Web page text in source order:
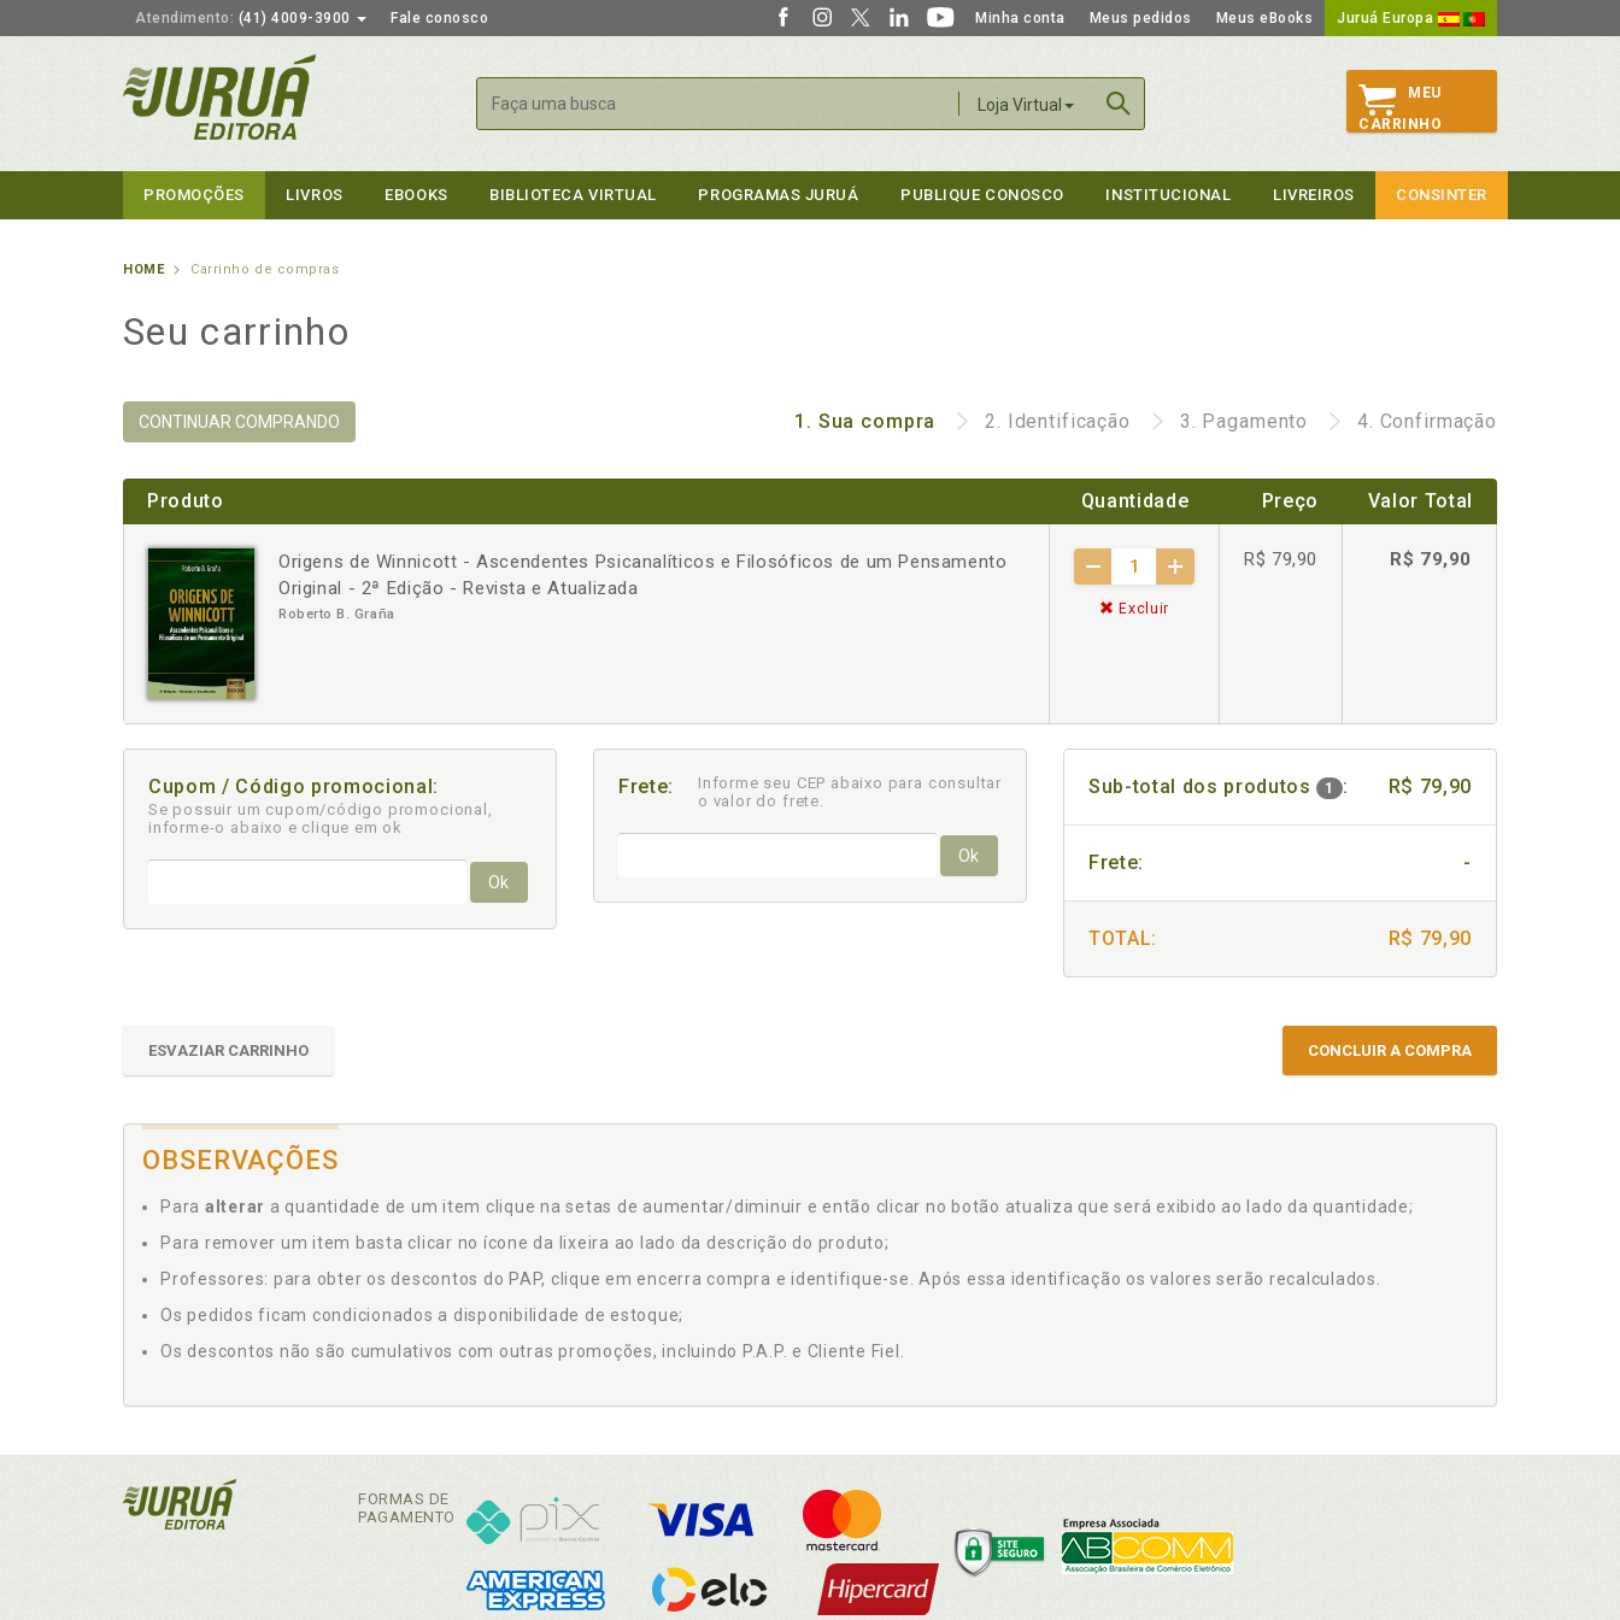
Atendimento: (41) 4009-3900 Fale conosco Minha conta Meus pedidos Meus eBooks Juruá Europa
Loja Virtual
Buscar
MEU
CARRINHO
PROMOÇÕES LIVROS EBOOKS BIBLIOTECA VIRTUAL PROGRAMAS JURUÁ PUBLIQUE CONOSCO INSTITUCIONAL LIVREIROS CONSINTER
HOME Carrinho de compras
Seu carrinho
CONTINUAR COMPRANDO 1. Sua compra 2. Identificação 3. Pagamento 4. Confirmação
Produto Quantidade Preço Valor Total
Origens de Winnicott - Ascendentes Psicanalíticos e Filosóficos de um Pensamento
Original - 2ª Edição - Revista e Atualizada
Roberto B. Graña
- +
Excluir
R$ 79,90 R$ 79,90
Cupom / Código promocional:
Se possuir um cupom/código promocional,
informe-o abaixo e clique em ok
Ok
Frete:
Informe seu CEP abaixo para consultar
o valor do frete.
Ok
Sub-total dos produtos 1 : R$ 79,90
Frete: -
TOTAL: R$ 79,90
ESVAZIAR CARRINHO CONCLUIR A COMPRA
OBSERVAÇÕES
Para alterar a quantidade de um item clique na setas de aumentar/diminuir e então clicar no botão atualiza que será exibido ao lado da quantidade;
Para remover um item basta clicar no ícone da lixeira ao lado da descrição do produto;
Professores: para obter os descontos do PAP, clique em encerra compra e identifique-se. Após essa identificação os valores serão recalculados.
Os pedidos ficam condicionados a disponibilidade de estoque;
Os descontos não são cumulativos com outras promoções, incluindo P.A.P. e Cliente Fiel.
FORMAS DE
PAGAMENTO